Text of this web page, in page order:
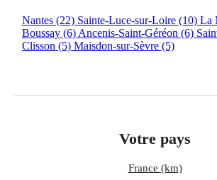
Nantes (22) Sainte-Luce-sur-Loire (10) La
Boussay (6) Ancenis-Saint-Géréon (6)
Clisson (5) Maisdon-sur-Sèvre (5)
Votre pays
France (km)